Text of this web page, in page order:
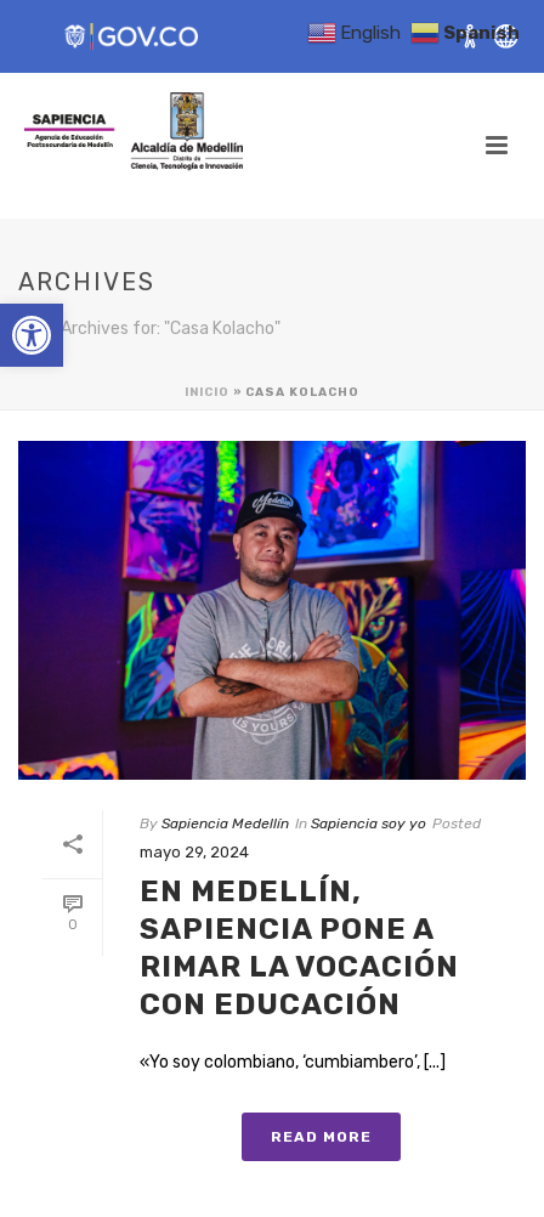
Open toolbar
ARCHIVES
Tag Archives for: "Casa Kolacho"
INICIO » CASA KOLACHO
0
By Sapiencia Medellín In Sapiencia soy yo Posted
mayo 29, 2024
EN MEDELLÍN,
SAPIENCIA PONE A
RIMAR LA VOCACIÓN
CON EDUCACIÓN
«Yo soy colombiano, ‘cumbiambero’, [...]
READ MORE
English Spanish